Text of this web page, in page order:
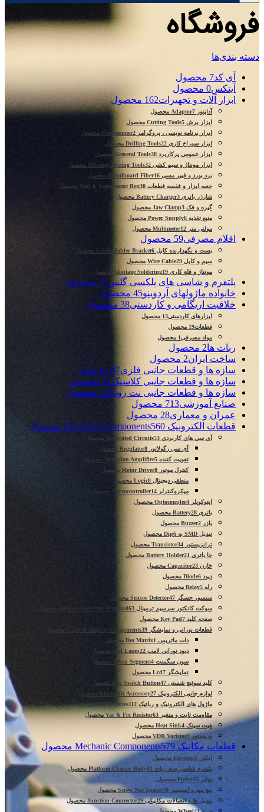
فروشگاه
دسته بندی‌ها
آی کد7 محصول
آیتکس0 محصول
ابزار آلات و تجهیزات162 محصول
آداپتور Adaptor 7 محصول
ابزار برش Cutting Tools 5 محصول
ابزار برنامه نویسی ، پروگرامر Programmer 2 محصول
ابزار سوراخ کاری Drilling Tools 22 محصول
ابزار عمومی پرکاربرد General Tools 38 محصول
ابزار مونتاژ و سیم کشی Montage Wiring Tools 32 محصول
برد بورد و فیبر مسی Breadboard Fiber 16 محصول
جعبه ابزار و قفسه قطعات Tool & Component Box 30 محصول
شارژر باتری Battery Charger 3 محصول
گیره و فک Jaw Clamp 3 محصول
منبع تغذیه Power Supply 6 محصول
مولتی متر Multimeter 12 محصول
اقلام مصرفی59 محصول
بست و نگهدارنده کابل Cable Holder Bracket 6 محصول
سیم و کابل Wire Cable 29 محصول
مونتاژ و قلع کاری Montage Soldering 19 محصول
پلتفرم و شاسی های پلکسی گلس 11 محصول
خانواده ماژولهای آردوینو45 محصول
خلاقیت اریگامی و کاردستی38 محصول
ابزارهای کاردستی13 محصول
قطعات19 محصول
مواد مصرفی1 محصول
ربات ها2 محصول
ساخت ایران2 محصول
سازه ها و قطعات جانبی فلزی87 محصول
سازه ها و قطعات جانبی کلاسیک 41 محصول
سازه ها و قطعات جانبی نت روبیک3 محصول
صنایع آموزشی713 محصول
عمران و معماری28 محصول
قطعات الکترونیک Electronic Components 560 محصول
آی سی های کاربردی Integrated Circuits 53 محصول
آی سی رگولاتور Regulator 8 محصول
تقویت کننده Operation Amplifire 5 محصول
کنترل موتور Motor Driver 8 محصول
منطقی دیجیتال Logic 8 محصول
میکروکنترلر Microcontroller 14 محصول
اپتوکوپلر Optocoupler 4 محصول
باتری Battery 28 محصول
بازر Buzzer 2 محصول
تبدیل SMD به Dip
6 محصول
ترانزیستور Transistor 34 محصول
جا باتری Battery Holder 21 محصول
خازن Capacitor 23 محصول
دیود Diode 6 محصول
رله Relay 5 محصول
سنسور حسگر Sensor Detector 47 محصول
سوکت کانکتور سرسیم ترمینال Sucket Connector Terminal 63 محصول
صفحه کلید Key Pad 7 محصول
قطعات نورانی و نمایشگر Light & Display Components 39 محصول
دات ماتریس Dot Matrix 1 محصول
دیود نورانی لامپ Led Lamp 22 محصول
سون سگمنت Seven Segment 4 محصول
نمایشگر Lcd 7 محصول
کلید سوئیچ شستی Key Switch Button 47 محصول
لوازم جانبی الکترونیک Electronic Accessory 27 محصول
ماژول های الکترونیک و رباتیک Modules 112 محصول
مقاومت ثابت و متغیر Var & Fix Resistor 63 محصول
هیت سینک Heat Sink 4 محصول
وریستور VDR Varistor7 محصول
قطعات مکانیک Mechanic Components 579 محصول
انکدر Encoder 5 محصول
پلتفرم شاسی بدنه ربات Platform Chassis Body 41 محصول
پولی Pulley 16 محصول
پیچ مهره اسپیسر Screw Nut Spacer 70 محصول
تبدیل ها و اتصالات مکانیکی Junction Connector29 محصول